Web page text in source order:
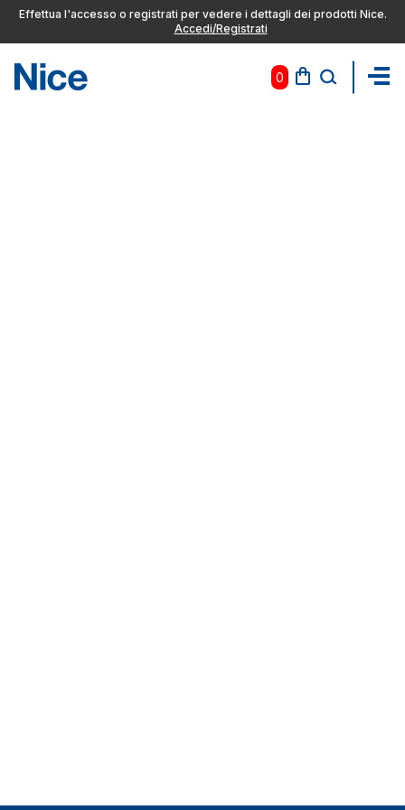
Effettua l'accesso o registrati per vedere i dettagli dei prodotti Nice.
Accedi/Registrati
0